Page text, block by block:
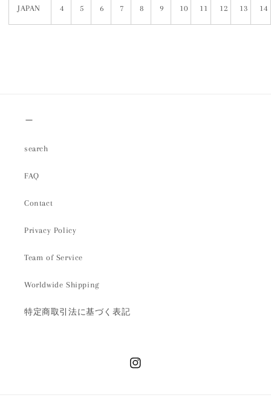
JAPAN 4 5 6 7 8 9 10 11 12 13 14
＿
search
FAQ
Contact
Privacy Policy
Team of Service
Worldwide Shipping
特定商取引法に基づく表記
Instagram